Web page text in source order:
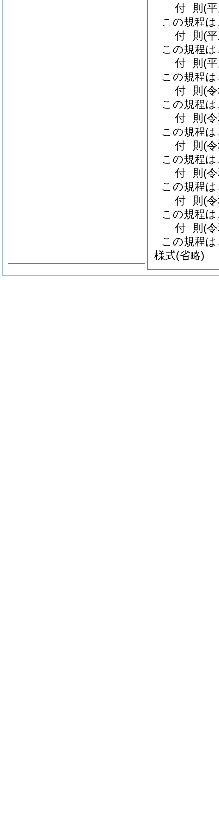
付 則 (
この規程
付 則 (
この規程
付 則 (
この規程
付 則 (
この規程
付 則 (
この規程
付 則 (
この規程
付 則 (
この規程
付 則 (
この規程
付 則 (
この規程
様式(省略)